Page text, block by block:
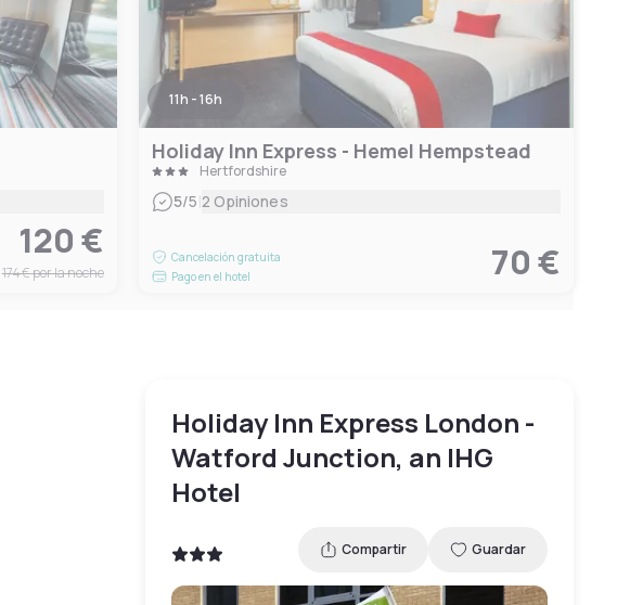
120 €
174 €por la noche
11h - 16h
Holiday Inn Express - Hemel Hempstead
Hertfordshire
5/5|2 Opiniones
Cancelación gratuita
Pago en el hotel
70 €
Holiday Inn Express London -
Watford Junction, an IHG
Hotel
Compartir Guardar